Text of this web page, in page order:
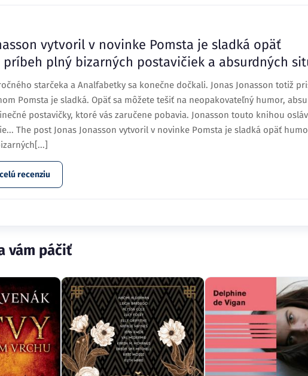
vytvoril v novinke Pomsta je sladká opäť
príbeh plný bizarných postavičiek a absurdných
starčeka a Analfabetky sa konečne dočkali. Jonas Jonasson totiž
Pomsta je sladká. Opäť sa môžete tešiť na neopakovateľný humor,
postavičky, ktoré vás zaručene pobavia. Jonasson touto knihou
The post Jonas Jonasson vytvoril v novinke Pomsta je sladká opäť
recenziu
vám páčiť